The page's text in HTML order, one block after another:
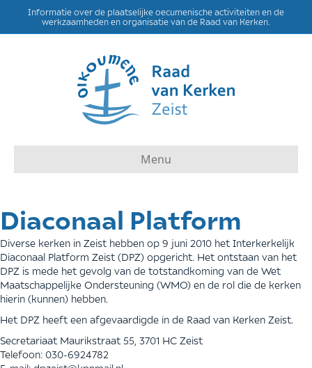
Informatie over de plaatselijke oecumenische activiteiten en de
werkzaamheden en organisatie van de Raad van Kerken.
Menu
Diaconaal Platform
Diverse kerken in Zeist hebben op 9 juni 2010 het Interkerkelijk
Diaconaal Platform Zeist (DPZ) opgericht. Het ontstaan van het
DPZ is mede het gevolg van de totstandkoming van de Wet
Maatschappelijke Ondersteuning (WMO) en de rol die de kerken
hierin (kunnen) hebben.
Het DPZ heeft een afgevaardigde in de Raad van Kerken Zeist.
Secretariaat Maurikstraat 55, 3701 HC Zeist
Telefoon: 030-6924782